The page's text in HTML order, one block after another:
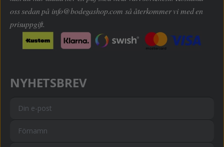
oss sedan på info@bodegashop.com så återkommer vi med en
prisuppgift.
NYHETSBREV